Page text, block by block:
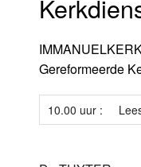
Gereformeerde
10.00 uur :